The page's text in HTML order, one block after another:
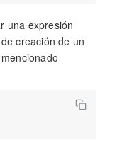
una expresión
creación de un